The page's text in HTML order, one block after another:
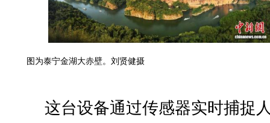
图为泰宁金湖大赤壁。刘贤健摄
这台设备通过传感器实时捕捉